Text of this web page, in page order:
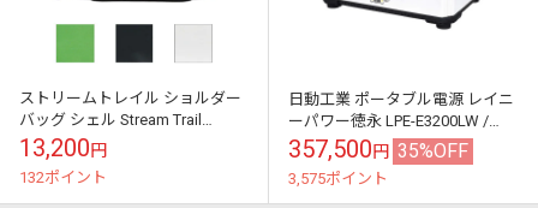
ストリームトレイル ショルダー
バッグ シェル Stream Trail
Shoulder Bag Shell
13,200円
132ポイント
日動工業 ポータブル電源 レイニ
ーパワー徳永 LPE-E3200LW /
1600W 屋外型 大容量
496000mAh 3.2v...
357,500円 35%OFF
3,575ポイント